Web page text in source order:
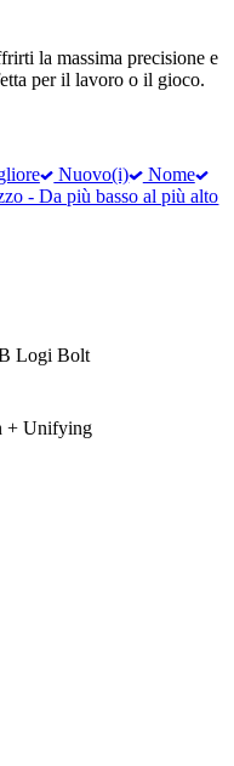
la massima precisione e
per il lavoro o il gioco.
Nuovo(i)
Nome
- Da più basso al più alto
Logi Bolt
+ Unifying